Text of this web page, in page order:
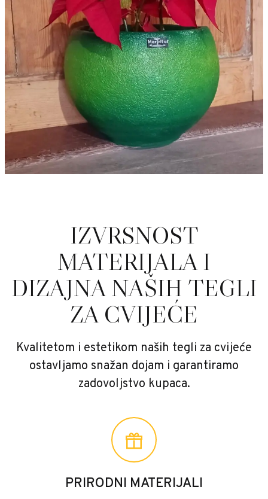
IZVRSNOST
MATERIJALA I
DIZAJNA NAŠIH TEGLI
ZA CVIJEĆE
Kvalitetom i estetikom naših tegli za cvijeće
ostavljamo snažan dojam i garantiramo
zadovoljstvo kupaca.
PRIRODNI MATERIJALI